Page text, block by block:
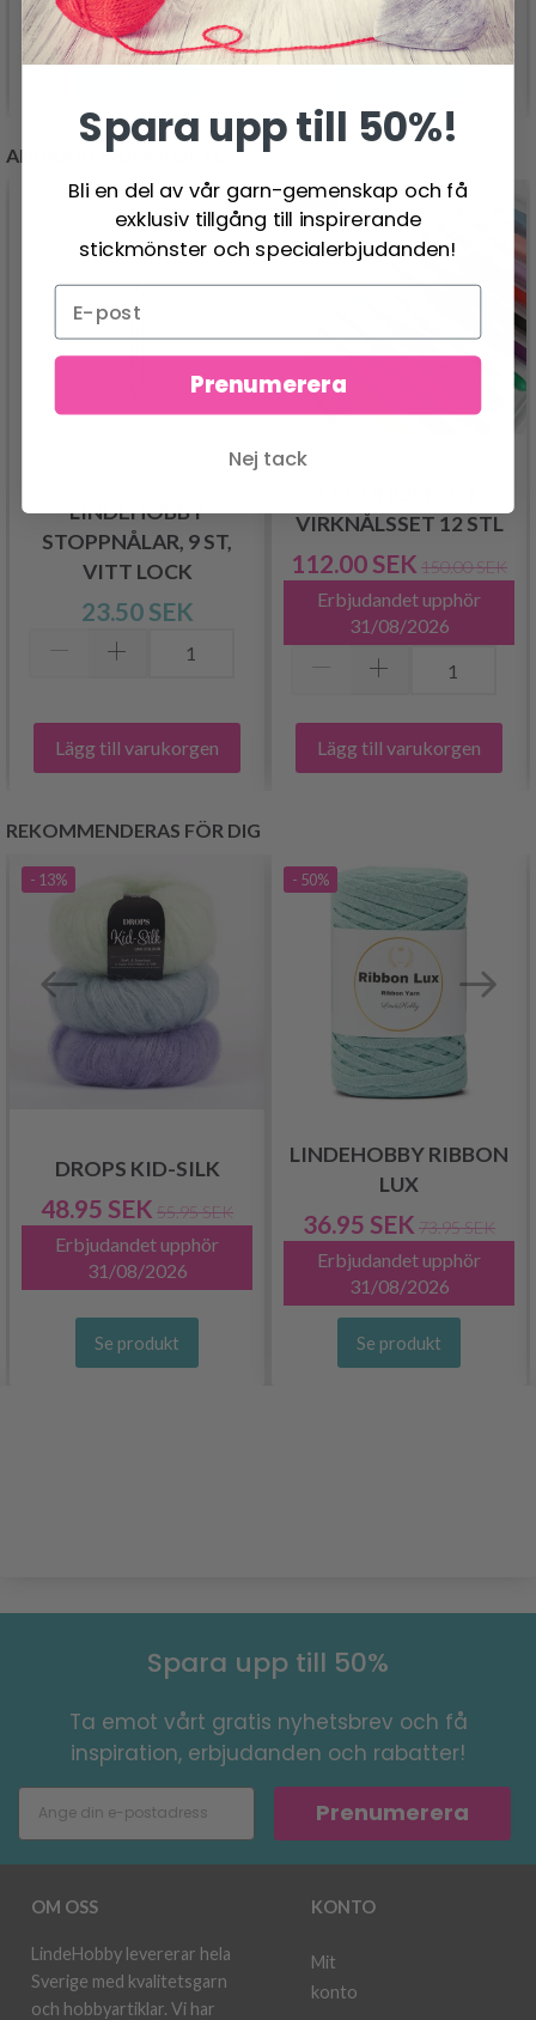
ANDRA KUNDER KÖPTE
LINDEHOBBY
STOPPNÅLAR, 9 ST,
VITT LOCK
23.50 SEK
Lägg till varukorgen
- 25%
VIRKNÅLSSET 12 STL
112.00 SEK 150.00 SEK
Erbjudandet upphör
31/08/2026
Lägg till varukorgen
REKOMMENDERAS FÖR DIG
- 13%
DROPS KID-SILK
48.95 SEK 55.95 SEK
Erbjudandet upphör
31/08/2026
Se produkt
- 50%
LINDEHOBBY RIBBON
LUX
36.95 SEK 73.95 SEK
Erbjudandet upphör
31/08/2026
Se produkt
Spara upp till 50%
Ta emot vårt gratis nyhetsbrev och få
inspiration, erbjudanden och rabatter!
Prenumerera
OM OSS
LindeHobby levererar hela
Sverige med kvalitetsgarn
och hobbyartiklar. Vi har
KONTO
Mit
konto
Spara upp till 50%!
Bli en del av vår garn-gemenskap och få
exklusiv tillgång till inspirerande
stickmönster och specialerbjudanden!
Prenumerera
Nej tack